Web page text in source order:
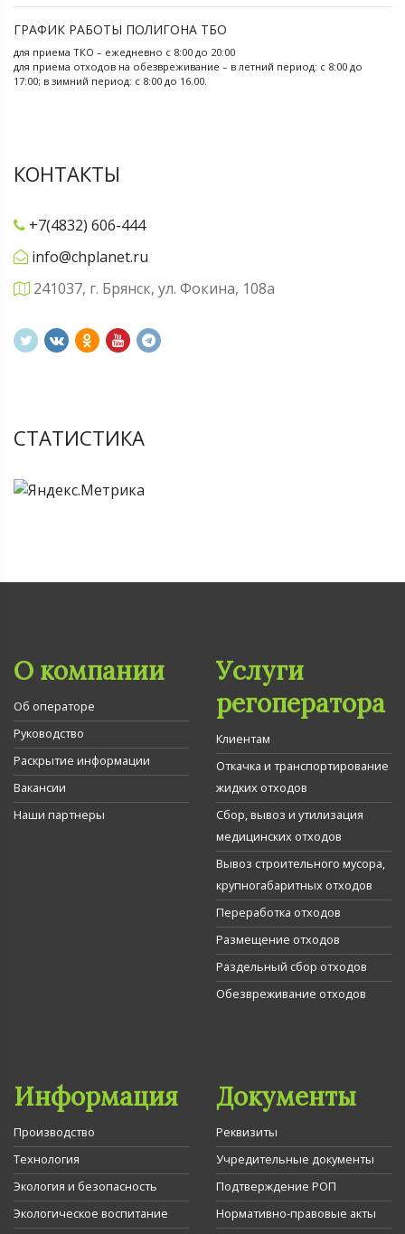
ГРАФИК РАБОТЫ ПОЛИГОНА ТБО
для приема ТКО – ежедневно с 8:00 до 20:00
для приема отходов на обезвреживание – в летний период: с 8:00 до
17:00; в зимний период: с 8:00 до 16.00.
КОНТАКТЫ
+7(4832) 606-444
info@chplanet.ru
241037, г. Брянск, ул. Фокина, 108а
СТАТИСТИКА
О компании
Об операторе
Руководство
Раскрытие информации
Вакансии
Наши партнеры
Услуги
регоператора
Клиентам
Откачка и транспортирование
жидких отходов
Сбор, вывоз и утилизация
медицинских отходов
Вывоз строительного мусора,
крупногабаритных отходов
Переработка отходов
Размещение отходов
Раздельный сбор отходов
Обезвреживание отходов
Информация
Производство
Технология
Экология и безопасность
Экологическое воспитание
Документы
Реквизиты
Учредительные документы
Подтверждение РОП
Нормативно-правовые акты